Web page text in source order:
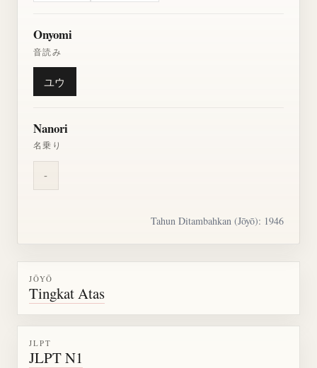
Onyomi
音読み
ユウ
Nanori
名乗り
-
Tahun Ditambahkan (Jōyō): 1946
JŌYŌ
Tingkat Atas
JLPT
JLPT N1